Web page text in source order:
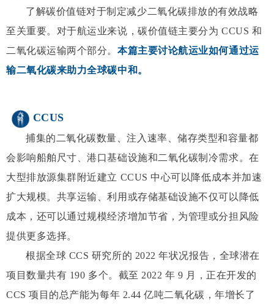
了解碳价值链对于制定减少二氧化碳排放的有效战略
至关重要。对于航运业来说，碳价值链主要分为 CCUS 和
二氧化碳运输两个部分。 本篇主要讨论航运业如何通过运
输二氧化碳来助力全球碳中和。
CCUS
捕集的二氧化碳数量、注入速率、储存类型和容量都
会影响船舶尺寸、港口基础设施和二氧化碳制冷需求。在
大型排放源集群附近建立 CCUS 中心可以降低成本并加速
扩大规模。 共享运输、利用或存储基础设施不仅可以降低
成本，还可以通过规模经济增加节省，为管理或分担风险
提供更多选择。
根据全球 CCS 研究所的 2022 年状况报告，全球潜在
项目数量共有 190 多个。截至 2022 年 9 月，正在开发的
CCS 项目的总产能为每年 2.44 亿吨二氧化碳，年增长了